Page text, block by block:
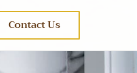
Contact Us